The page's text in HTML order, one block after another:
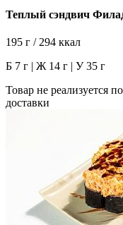
Теплый сэндвич
195 г / 294 ккал
Б 7 г | Ж 14 г | У 35 г
Товар не реализуется
доставки